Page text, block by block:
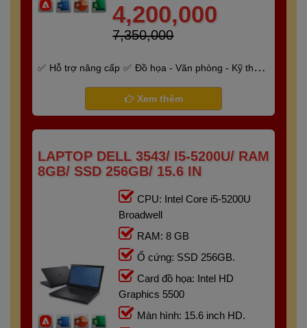
4,200,000
7,350,000
Hỗ trợ nâng cấp
Đồ họa - Văn phòng - Kỹ thuật
Bảo hành 6 tháng
Xem thêm
LAPTOP DELL 3543/ I5-5200U/ RAM
8GB/ SSD 256GB/ 15.6 IN
CPU: Intel Core i5-5200U
Broadwell
RAM: 8 GB
Ổ cứng: SSD 256GB.
Card đồ họa: Intel HD
Graphics 5500
Màn hình: 15.6 inch HD.